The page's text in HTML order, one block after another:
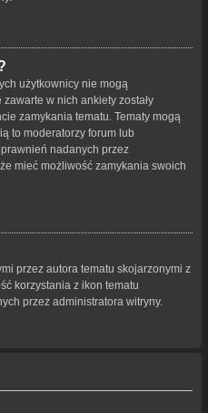
użytkownicy nie mogą
w nich ankiety zostały
zamykania tematu. Tematy mogą
to moderatorzy forum lub
nadanych przez
mieć możliwość zamykania swoich
przez autora tematu skojarzonymi z
korzystania z ikon tematu
przez administratora witryny.